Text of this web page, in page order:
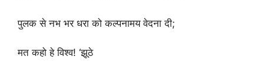
पुलक से नभ भर धरा को कल्पनामय वेदना दी;
मत कहो हे विश्व! ‘झूठे